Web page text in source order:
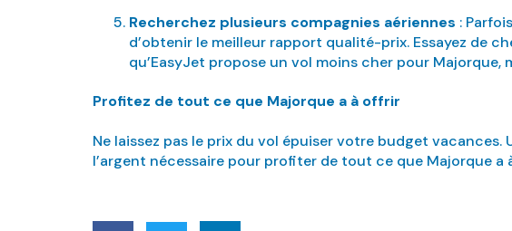
Recherchez plusieurs compagnies aériennes :
d’obtenir le meilleur rapport qualité-prix. Essayez de
qu’EasyJet propose un vol moins cher pour
Profitez de tout ce que Majorque a à offrir
Ne laissez pas le prix du vol épuiser votre budget
l’argent nécessaire pour profiter de tout ce que Majorque